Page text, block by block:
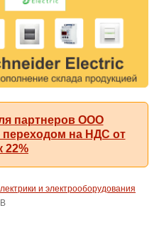
партнеров ООО
на НДС от
22%
и электрооборудования